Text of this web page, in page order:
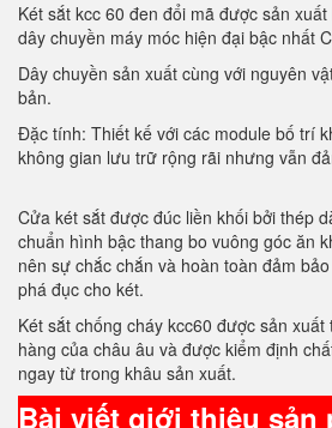
Két sắt kcc 60 đen đổi mã được sản
dây chuyền máy móc hiện đại bậc nhất
Dây chuyền sản xuất cùng với nguyên
bản.
Đặc tính: Thiết kế với các module bố trí
không gian lưu trữ rộng rãi nhưng vẫn
Cửa két sắt được đúc liền khối bởi thép
chuẩn hình bậc thang bo vuông góc ăn
nên sự chắc chắn và hoàn toàn đảm
phá đục cho két.
Két sắt chống cháy kcc60 được sản
hàng của châu âu và được kiểm định
ngay từ trong khâu sản xuất.
Bài viết giới thiệu sản